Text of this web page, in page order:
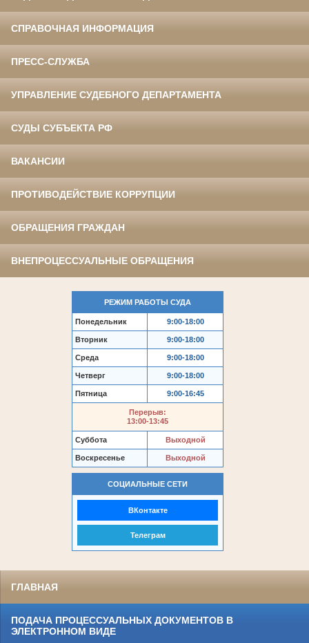
СПРАВОЧНАЯ ИНФОРМАЦИЯ
ПРЕСС-СЛУЖБА
УПРАВЛЕНИЕ СУДЕБНОГО ДЕПАРТАМЕНТА
СУДЫ СУБЪЕКТА РФ
ВАКАНСИИ
ПРОТИВОДЕЙСТВИЕ КОРРУПЦИИ
ОБРАЩЕНИЯ ГРАЖДАН
ВНЕПРОЦЕССУАЛЬНЫЕ ОБРАЩЕНИЯ
РЕЖИМ РАБОТЫ СУДА
Понедельник 9:00-18:00
Вторник 9:00-18:00
Среда 9:00-18:00
Четверг 9:00-18:00
Пятница 9:00-16:45
Перерыв:
13:00-13:45
Суббота Выходной
Воскресенье Выходной
СОЦИАЛЬНЫЕ СЕТИ
ВКонтакте
Телеграм
ГЛАВНАЯ
ПОДАЧА ПРОЦЕССУАЛЬНЫХ ДОКУМЕНТОВ В
ЭЛЕКТРОННОМ ВИДЕ